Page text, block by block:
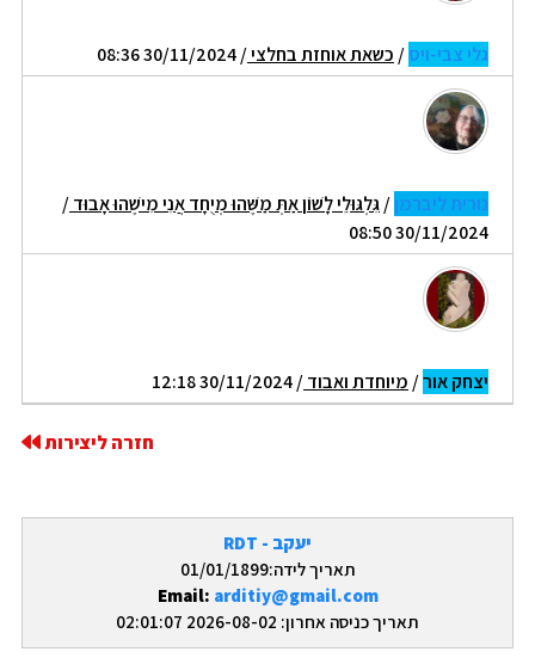
יעקב - RDT
תאריך לידה:01/01/1899
Email: arditiy@gmail.com
תאריך כניסה אחרון: 2026-08-02 02:01:07
גלי צבי-ויס/ כשאת אוחזת בחלצי/ 30/11/2024 08:36
נורית ליברמן/גִּלְגּוּלֵי לָשׁוֹן אַתְּ מַשֶּׁהוּ מְיֻחָד אֲנִי מִישֶׁהוּ אָבוּד/
30/11/2024 08:50
יצחק אור/ מיוחדת ואבוד/ 30/11/2024 12:18
חזרה ליצירות